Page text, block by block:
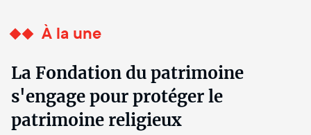
À la une
La Fondation du patrimoine
s'engage pour protéger le
patrimoine religieux